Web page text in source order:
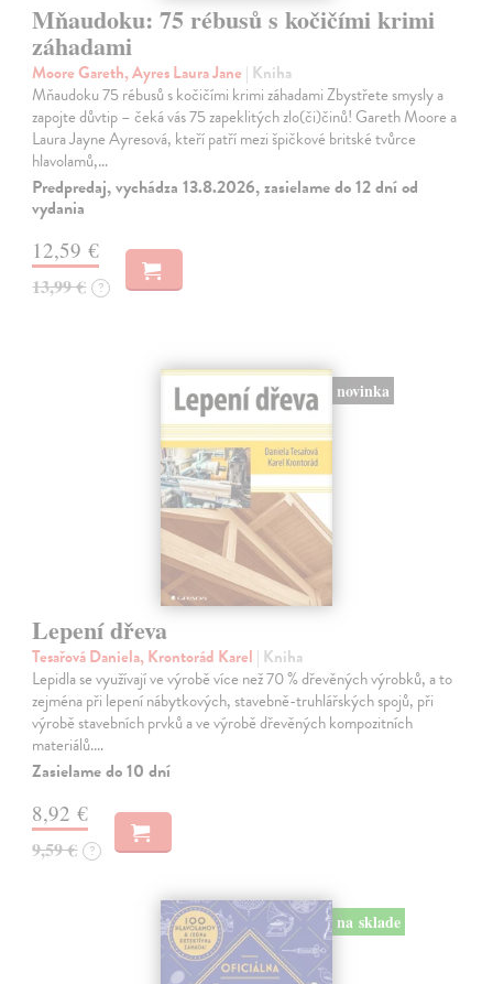
Mňaudoku: 75 rébusů s kočičími krimi
záhadami
Moore Gareth, Ayres Laura Jane | Kniha
Mňaudoku 75 rébusů s kočičími krimi záhadami Zbystřete smysly a
zapojte důvtip – čeká vás 75 zapeklitých zlo(či)činů! Gareth Moore a
Laura Jayne Ayresová, kteří patří mezi špičkové britské tvůrce
hlavolamů,…
Predpredaj, vychádza 13.8.2026, zasielame do 12 dní od
vydania
12,59 €
13,99 € ?
novinka
Lepení dřeva
Tesařová Daniela, Krontorád Karel | Kniha
Lepidla se využívají ve výrobě více než 70 % dřevěných výrobků, a to
zejména při lepení nábytkových, stavebně-truhlářských spojů, při
výrobě stavebních prvků a ve výrobě dřevěných kompozitních
materiálů.…
Zasielame do 10 dní
8,92 €
9,59 € ?
na sklade